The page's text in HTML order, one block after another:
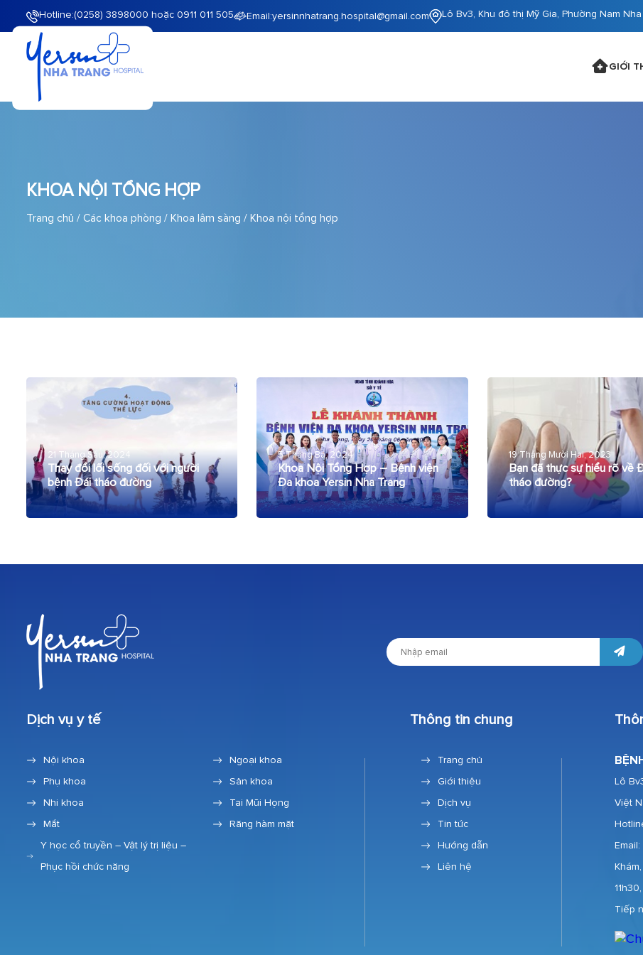
Hotline:(0258) 3898000 hoặc 0911 011 505 Email:yersinnhatrang.hospital@gmail.com Lô Bv3, Khu đô thị Mỹ Gia, Phường Nam
GIỚI
KHOA NỘI TỔNG HỢP
Trang chủ / Các khoa phòng / Khoa lâm sàng / Khoa nội tổng hợp
21 Tháng Sáu, 2024
Thay đổi lối sống đối với người
bệnh Đái tháo đường
5 Tháng Ba, 2024
Khoa Nội Tổng Hợp – Bệnh viện
Đa khoa Yersin Nha Trang
19 Tháng Mười Hai, 2023
Bạn đã thực sự hiểu rõ về
tháo đường?
Dịch vụ y tế
Nội khoa
Ngoại khoa
Phụ khoa
Sản khoa
Nhi khoa
Tai Mũi Họng
Mắt
Răng hàm mặt
Y học cổ truyền – Vật lý trị liệu –
Phục hồi chức năng
Thông tin chung
Trang chủ
Giới thiệu
Dịch vụ
Tin tức
Hướng dẫn
Liên hệ
Lô
Việt
Tiếp